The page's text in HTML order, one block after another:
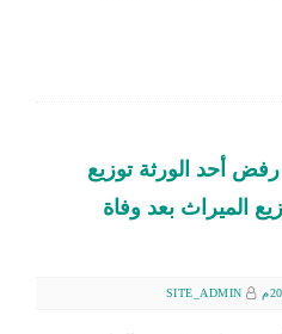
أحد الورثة توزيع
الميراث بعد وفاة
SITE_ADMIN